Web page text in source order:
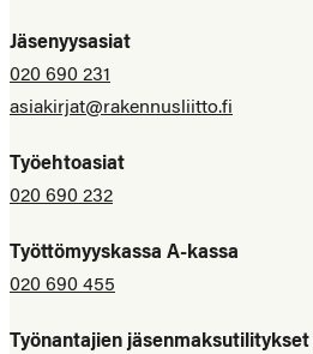
Jäsenyysasiat
020 690 231
asiakirjat@rakennusliitto.fi
Työehtoasiat
020 690 232
Työttömyyskassa A-kassa
020 690 455
Työnantajien